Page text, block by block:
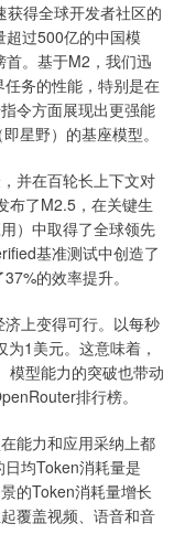
得全球开发者社区的
过500亿的中国模
。基于M2，我们迅
务的性能，特别是在
令方面展现出更强能
星野）的基座模型。
并在百轮长上下文对
布了M2.5，在关键生
）中取得了全球领先
基准测试中创造了
的效率提升。
上变得可行。以每秒
1美元。这意味着，
模型能力的突破也带动
排行榜。
能力和应用采纳上都
均Token消耗量是
的Token消耗量增长
覆盖视频、语音和音